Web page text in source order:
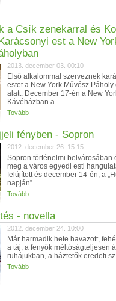
a Csík zenekarral és
est a New
2013. december 03. 00:10
Első alkalommal szerveznek
estet a New York Művész Páholy
alatt. December 17-én a New
Kávéházban a...
Tovább
fényben - Sopron
2012. december 26. 15:15
Sopron történelmi belvárosában
meg a város egyedi esti
felújított és december 14-én, a
napján”...
Tovább
- novella
2012. december 24. 10:00
Már harmadik hete havazott,
a táj, a fenyők méltóságteljesen
ruhájukban, a háztetők eredeti
Tovább